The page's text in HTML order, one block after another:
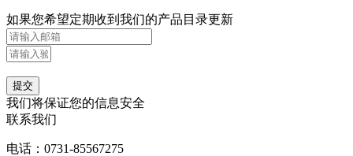
如果您希望定期收到我们的产品目录更新
提交
我们将保证您的信息安全
联系我们
电话：0731-85567275